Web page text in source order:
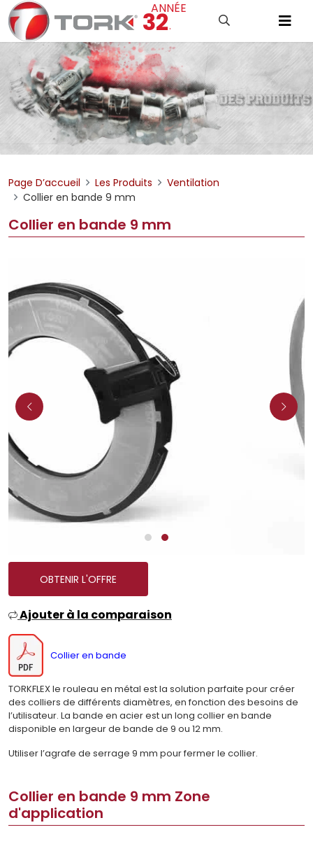
32.
ANNÉE
Page D’accueil Les Produits
Ventilation
Collier en bande 9 mm
Collier en bande 9 mm
OBTENIR L'OFFRE
Ajouter à la comparaison
Collier en bande
TORKFLEX le rouleau en métal est la solution parfaite pour créer
des colliers de différents diamètres, en fonction des besoins de
l’utilisateur. La bande en acier est un long collier en bande
disponible en largeur de bande de 9 ou 12 mm.
Utiliser l’agrafe de serrage 9 mm pour fermer le collier.
Collier en bande 9 mm Zone
d'application